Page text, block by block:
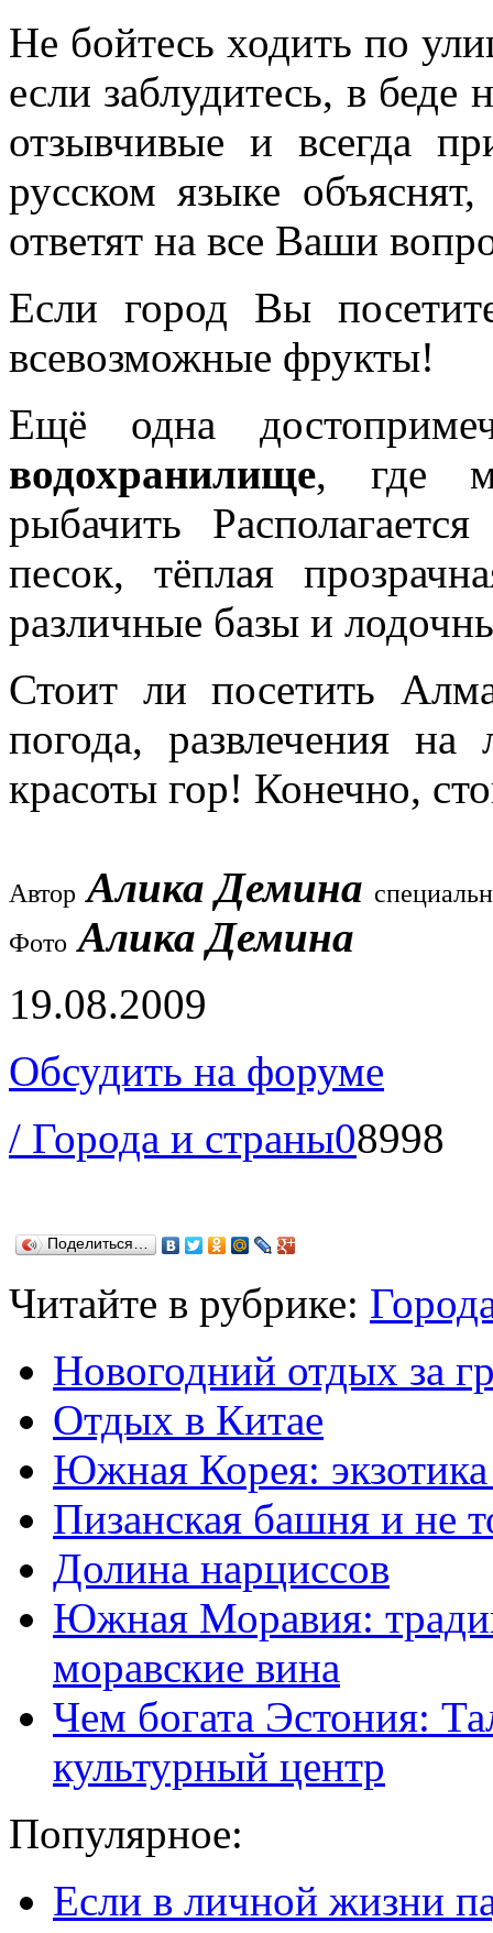
Не бойтесь ходить по
если заблудитесь, в беде
отзывчивые и всегда
русском языке
ответят на все Ваши
Если город Вы
всевозможные фрукты!
Ещё одна
водохранилище, где
рыбачить
песок, тёплая
различные базы и
Стоит ли посетить
погода, развлечения
красоты гор! Конечно,
Автор Алика Демина
Фото Алика Демина
19.08.2009
Обсудить на форуме
/ Города и страны08998
Поделиться…
Читайте в рубрике:
Новогодний отдых за
Отдых в Китае
Южная Корея:
Пизанская башня и не
Долина нарциссов
Южная Моравия:
моравские вина
Чем богата Эстония:
культурный центр
Популярное:
Если в личной жизни